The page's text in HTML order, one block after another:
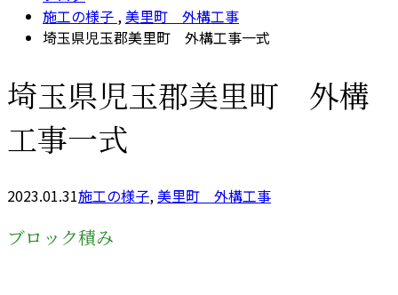
施工の様子 ,美里町 外構工事
埼玉県児玉郡美里町 外構工事一式
埼玉県児玉郡美里町 外構
工事一式
2023.01.31施工の様子,美里町 外構工事
ブロック積み